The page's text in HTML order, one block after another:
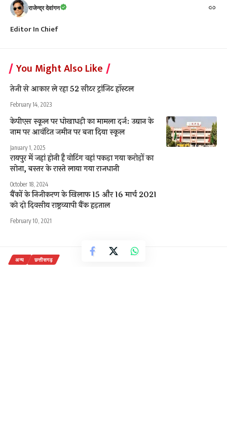
राजेन्द्र देवांगन
Editor In Chief
You Might Also Like
तेजी से आकार ले रहा 52 सीटर ट्रांजिट हाॅस्टल
February 14, 2023
केपीएस स्कूल पर धोखाधड़ी का मामला दर्ज: उद्यान के
नाम पर आवंटित जमीन पर बना दिया स्कूल
January 1, 2025
रायपुर में जहां होनी है वोटिंग वहां पकड़ा गया करोड़ों का
सोना, बस्तर के रास्ते लाया गया राजधानी
October 18, 2024
बैंकों के निजीकरण के खिलाफ 15 और 16 मार्च 2021
को दो दिवसीय राष्ट्रव्यापी बैंक हड़ताल
February 10, 2021
अन्य छत्तीसगढ़